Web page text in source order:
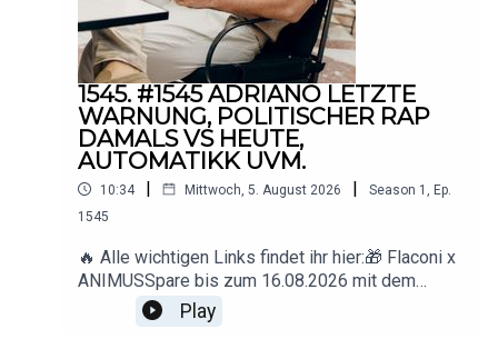
1545. #1545 ADRIANO LETZTE
WARNUNG, POLITISCHER RAP
DAMALS VS HEUTE,
AUTOMATIKK UVM.
10:34 | Mittwoch, 5. August 2026 | Season 1
Ep.
1545
🔥 Alle wichtigen Links findet ihr hier:🎁 Flaconi x
ANIMUSSpare bis zum 16.08.2026 mit dem
Code ANIMUS 15 € ab 89 € Mindestbestellwert.
🇩🇪 Deutschland: www.flaconi.de🇦🇹
Play